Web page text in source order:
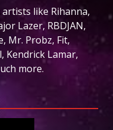
like Rihanna,
Lazer, RBDJAN,
Mr. Probz, Fit,
Kendrick Lamar,
more.